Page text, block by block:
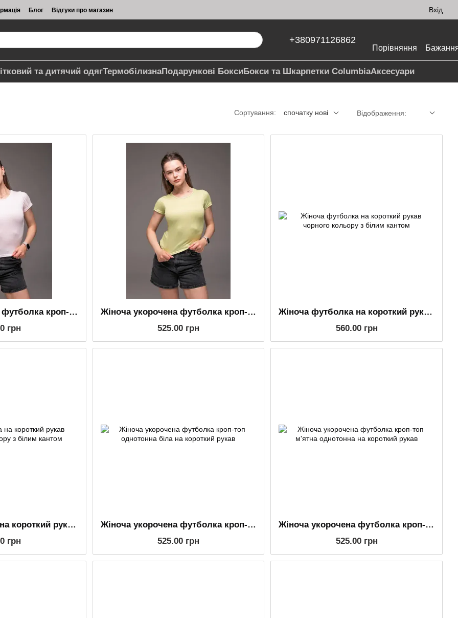
Блог Відгуки про магазин Вхід
+380971126862
Порівняння
та дитячий одягТермобілизнаПодарункові БоксиБокси та Шкарпетки ColumbiaАксесуари
Сортування: спочатку нові Відображення:
Жіноча укорочена футболка кроп-топ однотонна рожева на короткий рукав
грн
Жіноча укорочена футболка кроп-топ однотонна жовта на короткий рукав
525.00 грн
Жіноча футболка на короткий рукав чорного кольору з білим кантом
560.00 грн
Жіноча футболка на короткий рукав шоколадного кольору з білим кантом
грн
Жіноча укорочена футболка кроп-топ однотонна біла на короткий рукав
525.00 грн
Жіноча укорочена футболка кроп-топ м'ятна однотонна на короткий рукав
525.00 грн